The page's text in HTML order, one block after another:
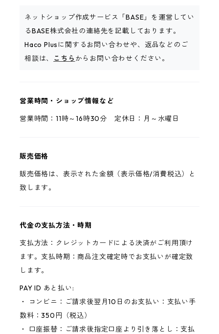
ネットショップ作成サービス「BASE」を運営してい
るBASE株式会社の連絡先を記載しております。
Haco Plusに関するお問い合わせや、返品などのご
相談は、 こちら からお問い合わせください。
営業時間・ショップ情報など
営業時間：11時～16時30分 定休日：月～水曜日
販売価格
販売価格は、表示された金額（表示価格/消費税込）と
致します。
代金の支払方法・時期
支払方法：クレジットカードによる決済がご利用頂け
ます。支払時期：商品注文確定時でお支払いが確定致
します。
PAY ID あと払い:
・ コンビニ：ご請求後翌月10日のお支払い：支払い手
数料：350円（税込）
・ 口座振替：ご請求後指定口座より引き落とし：支払